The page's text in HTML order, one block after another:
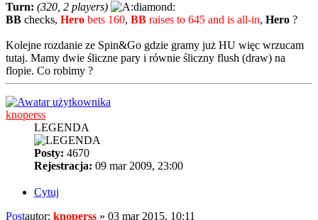
Turn: (320, 2 players)
BB checks, Hero bets 160, BB raises to 645 and is all-in, Hero ?
Kolejne rozdanie ze Spin&Go gdzie gramy już HU więc wrzucam
tutaj. Mamy dwie śliczne pary i równie śliczny flush (draw) na
flopie. Co robimy ?
knoperss
LEGENDA
Posty: 4670
Rejestracja: 09 mar 2009, 23:00
Cytuj
Postautor: knoperss » 03 mar 2015, 10:11